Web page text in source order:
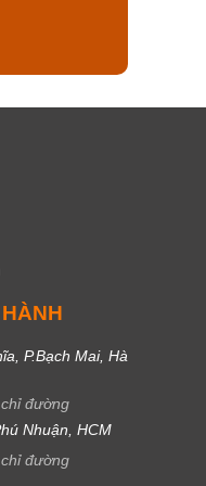
P.Bạch Mai, Hà
chỉ đường
Nhuận, HCM
chỉ đường